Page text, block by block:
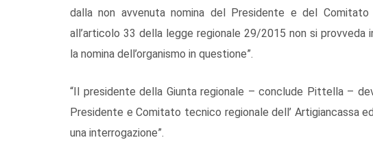
dalla non avvenuta nomina del Presidente e del Comitato
all’articolo 33 della legge regionale 29/2015 non si provveda
la nomina dell’organismo in questione”.
“Il presidente della Giunta regionale – conclude Pittella –
Presidente e Comitato tecnico regionale dell’ Artigiancassa
una interrogazione”.